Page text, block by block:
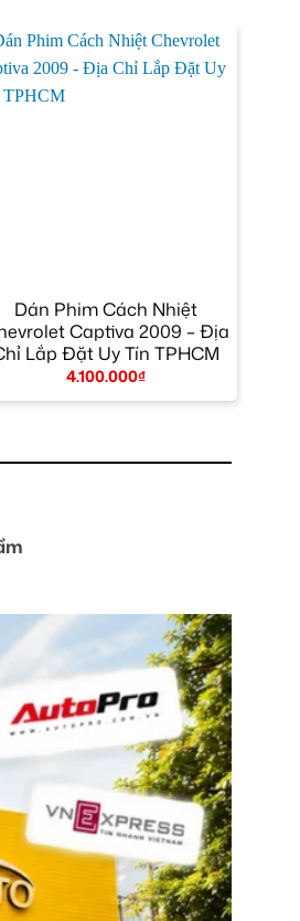
Dán Phim Cách Nhiệt
Captiva 2009 – Địa
Lắp Đặt Uy Tín TPHCM
4.100.000₫